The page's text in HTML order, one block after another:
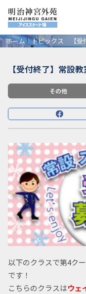
ホーム トピックス 【
【受付終了】常設
その他
以下のクラスで第4ク
です！
こちらのクラスはウェ